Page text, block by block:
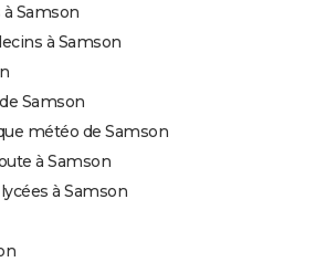
Samson
à Samson
Samson
météo de Samson
à Samson
à Samson